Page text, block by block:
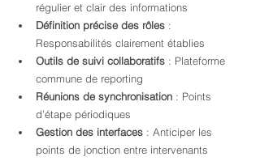
régulier et clair des informations
Définition précise des rôles :
Responsabilités clairement établies
Outils de suivi collaboratifs : Plateforme
commune de reporting
Réunions de synchronisation : Points
d’étape périodiques
Gestion des interfaces : Anticiper les
points de jonction entre intervenants